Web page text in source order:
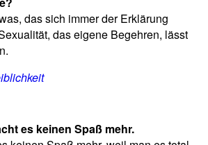
das sich immer der Erklärung
das eigene Begehren, lässt
es keinen Spaß mehr.